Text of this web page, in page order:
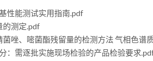
性能测试实用指南.pdf
的测定.pdf
唑、嘧菌酯残留量的检测方法 气相色谱
：需逐批实施现场检验的产品检验要求